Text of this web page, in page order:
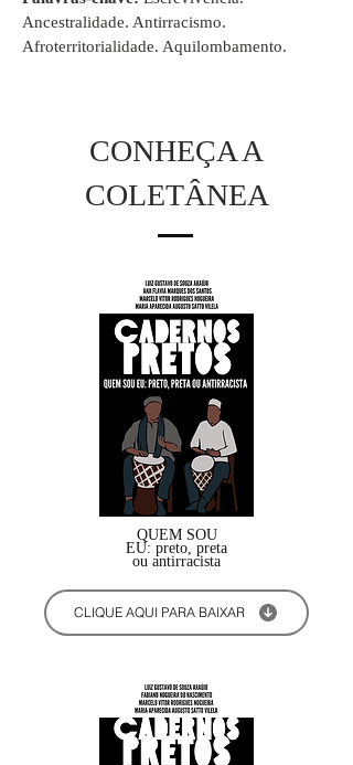
Ancestralidade. Antirracismo.
Afroterritorialidade. Aquilombamento.
CONHEÇA A
COLETÂNEA
QUEM SOU
EU: preto, preta
ou antirracista
CLIQUE AQUI PARA BAIXAR